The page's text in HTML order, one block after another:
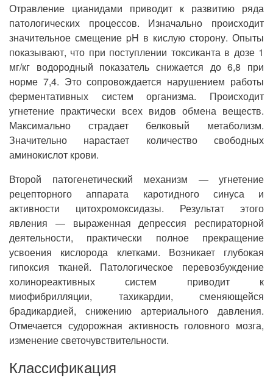
Отравление цианидами приводит к развитию ряда
патологических процессов. Изначально происходит
значительное смещение pH в кислую сторону. Опыты
показывают, что при поступлении токсиканта в дозе 1
мг/кг водородный показатель снижается до 6,8 при
норме 7,4. Это сопровождается нарушением работы
ферментативных систем организма. Происходит
угнетение практически всех видов обмена веществ.
Максимально страдает белковый метаболизм.
Значительно нарастает количество свободных
аминокислот крови.
Второй патогенетический механизм — угнетение
рецепторного аппарата каротидного синуса и
активности цитохромоксидазы. Результат этого
явления — выраженная депрессия респираторной
деятельности, практически полное прекращение
усвоения кислорода клетками. Возникает глубокая
гипоксия тканей. Патологическое перевозбуждение
холинореактивных систем приводит к
миофибрилляции, тахикардии, сменяющейся
брадикардией, снижению артериального давления.
Отмечается судорожная активность головного мозга,
изменение светочувствительности.
Классификация